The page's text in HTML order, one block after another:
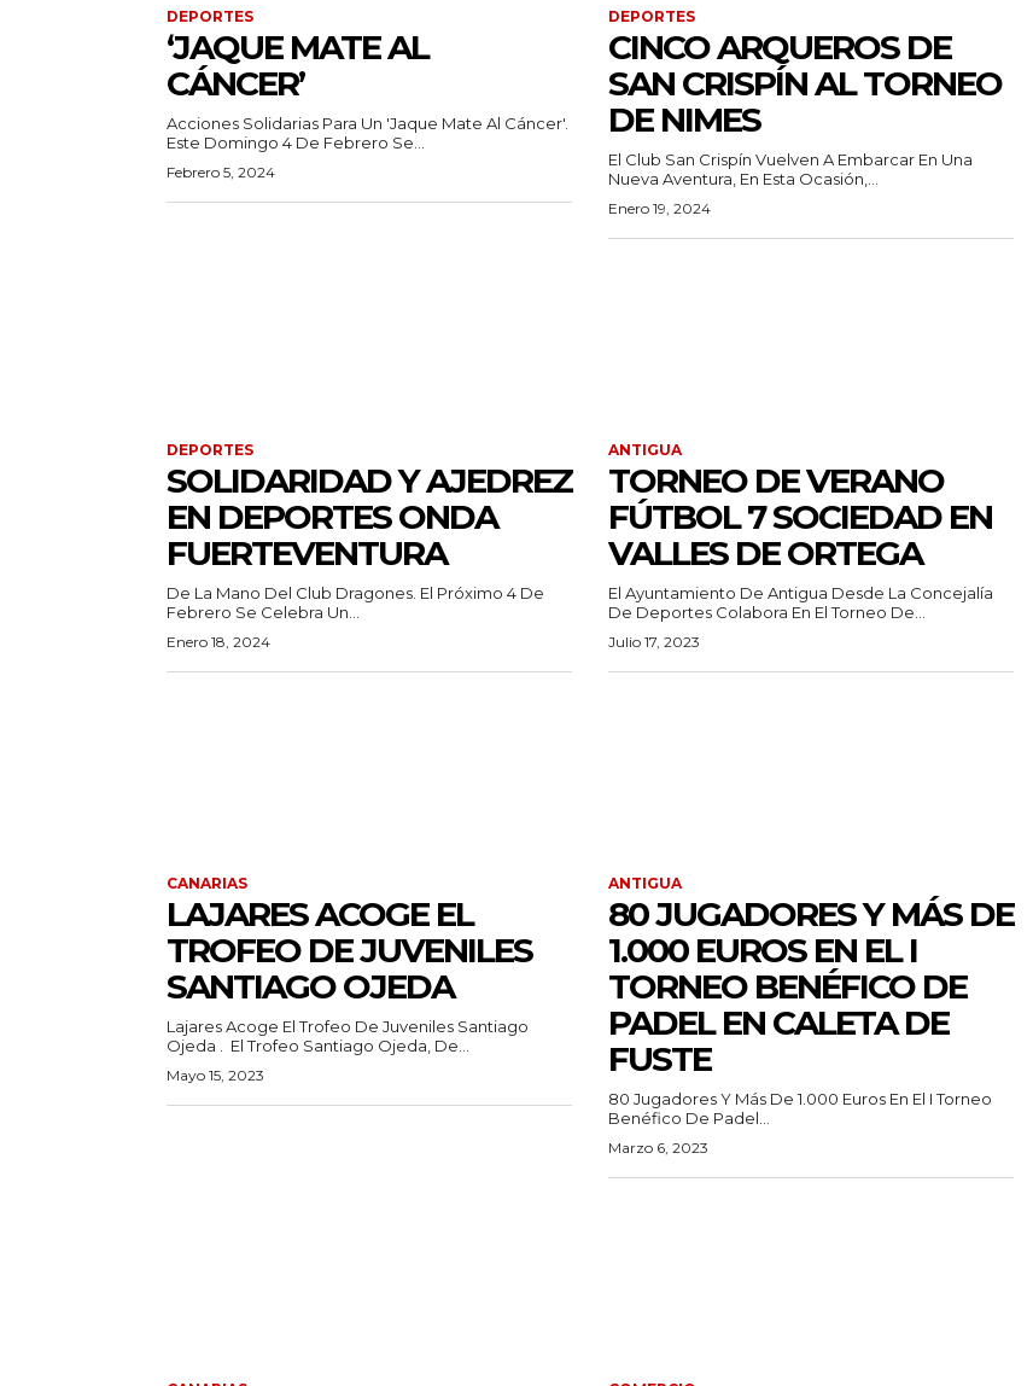
DEPORTES
‘JAQUE MATE AL
CÁNCER’
Acciones Solidarias Para Un 'Jaque Mate Al Cáncer'.
Este Domingo 4 De Febrero Se...
Febrero 5, 2024
DEPORTES
CINCO ARQUEROS DE
SAN CRISPÍN AL TORNEO
DE NIMES
El Club San Crispín Vuelven A Embarcar En Una
Nueva Aventura, En Esta Ocasión,...
Enero 19, 2024
DEPORTES
SOLIDARIDAD Y AJEDREZ
EN DEPORTES ONDA
FUERTEVENTURA
De La Mano Del Club Dragones. El Próximo 4 De
Febrero Se Celebra Un...
Enero 18, 2024
ANTIGUA
TORNEO DE VERANO
FÚTBOL 7 SOCIEDAD EN
VALLES DE ORTEGA
El Ayuntamiento De Antigua Desde La Concejalía
De Deportes Colabora En El Torneo De...
Julio 17, 2023
CANARIAS
LAJARES ACOGE EL
TROFEO DE JUVENILES
SANTIAGO OJEDA
Lajares Acoge El Trofeo De Juveniles Santiago
Ojeda . El Trofeo Santiago Ojeda, De...
Mayo 15, 2023
ANTIGUA
80 JUGADORES Y MÁS DE
1.000 EUROS EN EL I
TORNEO BENÉFICO DE
PADEL EN CALETA DE
FUSTE
80 Jugadores Y Más De 1.000 Euros En El I Torneo
Benéfico De Padel...
Marzo 6, 2023